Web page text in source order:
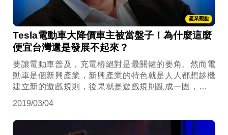
產業觀點
Tesla電動車大降價車主被當盤子！為什麼這麼
便宜台灣還是發展不起來？
要讓電動車普及，充電樁絕對是最關鍵的要角。然而電
動車是個新興產業，新興產業的特色就是人人都想趁機
建立新的遊戲規則，後果就是遊戲規則亂成一團，誰都
2.充電車位與一般車位劃分不清、3.充電樁安裝困難重
重。
2019/03/04